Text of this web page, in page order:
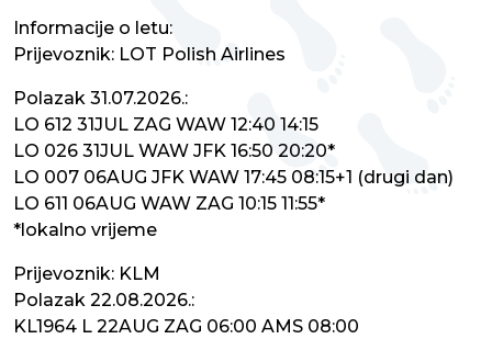
Informacije o letu:
Prijevoznik: LOT Polish Airlines
Polazak 31.07.2026.:
LO 612 31JUL ZAG WAW 12:40 14:15
LO 026 31JUL WAW JFK 16:50 20:20*
LO 007 06AUG JFK WAW 17:45 08:15+1 (drugi dan)
LO 611 06AUG WAW ZAG 10:15 11:55*
*lokalno vrijeme
Prijevoznik: KLM
Polazak 22.08.2026.:
KL1964 L 22AUG ZAG 06:00 AMS 08:00